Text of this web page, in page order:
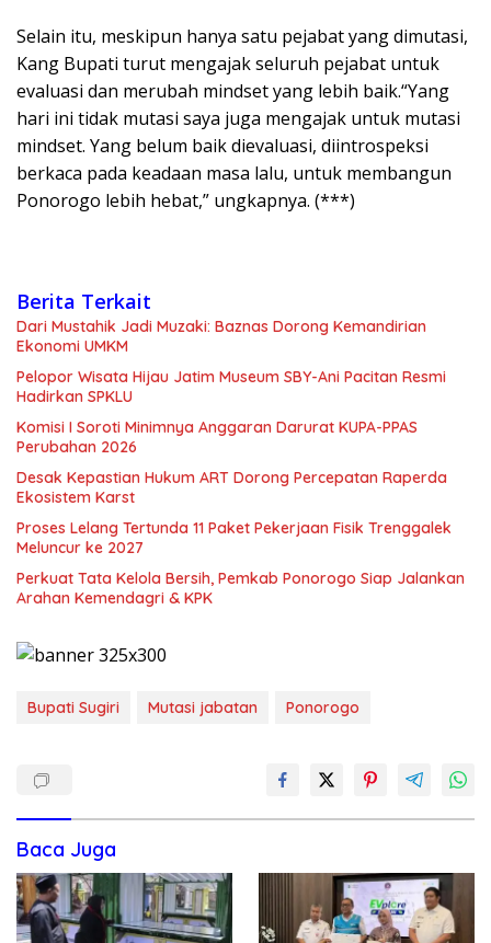
Selain itu, meskipun hanya satu pejabat yang dimutasi,
Kang Bupati turut mengajak seluruh pejabat untuk
evaluasi dan merubah mindset yang lebih baik.“Yang
hari ini tidak mutasi saya juga mengajak untuk mutasi
mindset. Yang belum baik dievaluasi, diintrospeksi
berkaca pada keadaan masa lalu, untuk membangun
Ponorogo lebih hebat,” ungkapnya. (***)
Berita Terkait
Dari Mustahik Jadi Muzaki: Baznas Dorong Kemandirian
Ekonomi UMKM
Pelopor Wisata Hijau Jatim Museum SBY-Ani Pacitan Resmi
Hadirkan SPKLU
Komisi I Soroti Minimnya Anggaran Darurat KUPA-PPAS
Perubahan 2026
Desak Kepastian Hukum ART Dorong Percepatan Raperda
Ekosistem Karst
Proses Lelang Tertunda 11 Paket Pekerjaan Fisik Trenggalek
Meluncur ke 2027
Perkuat Tata Kelola Bersih, Pemkab Ponorogo Siap Jalankan
Arahan Kemendagri & KPK
Bupati Sugiri Mutasi jabatan Ponorogo
Baca Juga